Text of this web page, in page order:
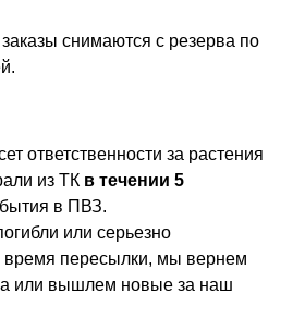
снимаются с резерва по
ответственности за растения
из ТК в течении 5
в ПВЗ.
или серьезно
время пересылки, мы вернем
или вышлем новые за наш